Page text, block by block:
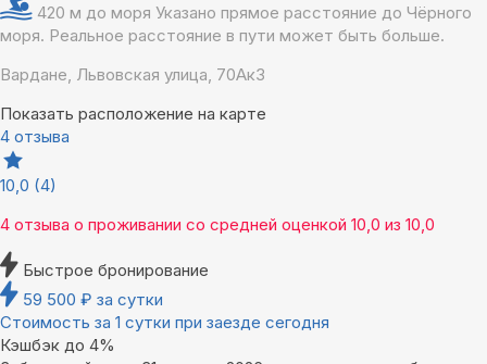
420 м до моря Указано прямое расстояние до Чёрного
моря. Реальное расстояние в пути может быть больше.
Вардане, Львовская улица, 70Ак3
Показать расположение на карте
4 отзыва
10,0 (4)
4 отзыва о проживании со средней оценкой 10,0 из 10,0
Быстрое бронирование
59 500 ₽ за сутки
Стоимость за 1 сутки при заезде сегодня
Кэшбэк до 4%